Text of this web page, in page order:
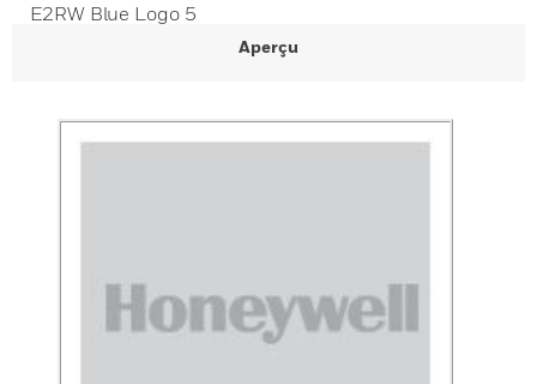
E2RW Blue Logo 5
Aperçu